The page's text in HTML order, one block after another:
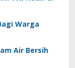
Warga
Air Bersih